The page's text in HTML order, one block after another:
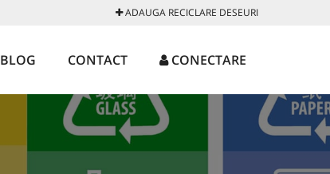
ADAUGA RECICLARE DESEURI
BLOG CONTACT CONECTARE